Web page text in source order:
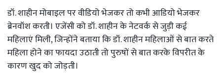
डॉ. शाहीन मोबाइल पर वीडियो भेजकर तो कभी आडियो भेजकर
ब्रेनवॉश करती। एजेंसी को डॉ. शाहीन के नेटवर्क से जुड़ी कई
महिलाएं मिली, जिन्होंने बताया कि डॉ. शाहीन महिलाओं से बात करते
महिला होने का फायदा उठाती तो पुरुषों से बात करके विपरीत के
कारण खुद को जोड़ती।